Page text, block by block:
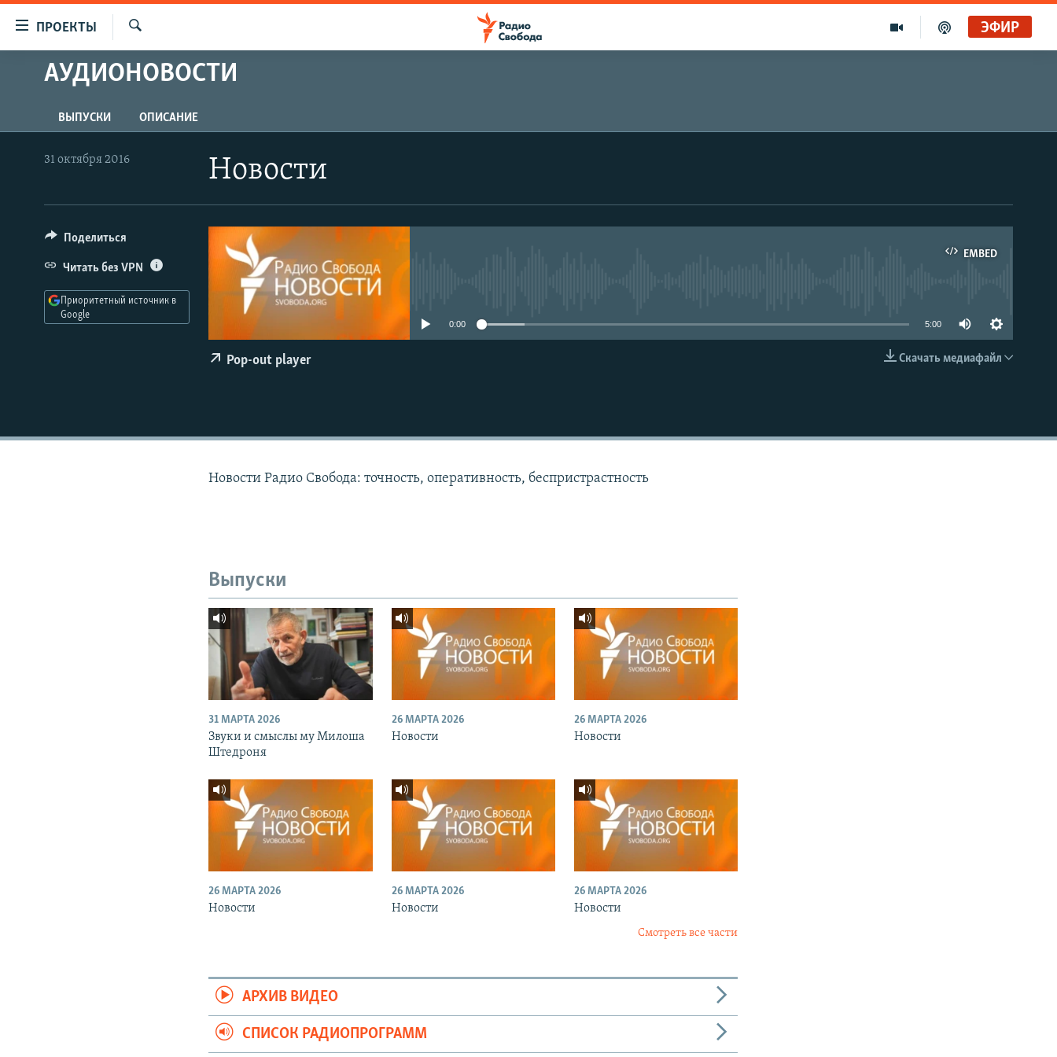
упрощенного
доступа
Вернуться
к
основному
главной
Вернутся
ПРОЕКТЫ
ПРОГРАММЫ
АВТОРСКИЕ ПРОЕКТЫ
ЦИТАТЫ СВОБОДЫ
IDEL.РЕАЛИИ
КАВКАЗ.РЕАЛИИ
СЕВЕР.РЕАЛИИ
СИБИРЬ.РЕАЛИИ
ЭФИР
АУДИОНОВОСТИ
ВЫПУСКИ ОПИСАНИЕ
Новости
31 октября 2016
EMBED
EMBED
0:00 5:00
Скачать медиафайл
Pop-out player
Поделиться
Читать без VPN
Приоритетный источник в
Google
Новости Радио Свобода: точность, оперативность, беспристрастность
Выпуски
31 МАРТА 2026
Звуки и смыслы му Милоша
Штедроня
26 МАРТА 2026
Новости
26 МАРТА 2026
Новости
26 МАРТА 2026
Новости
26 МАРТА 2026
Новости
26 МАРТА 2026
Новости
Смотреть все части
АРХИВ ВИДЕО
СПИСОК РАДИОПРОГРАММ